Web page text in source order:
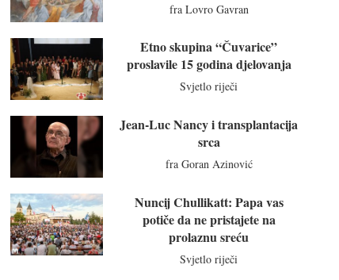
fra Lovro Gavran
Etno skupina “Čuvarice”
proslavile 15 godina djelovanja
Svjetlo riječi
Jean-Luc Nancy i transplantacija
srca
fra Goran Azinović
Nuncij Chullikatt: Papa vas
potiče da ne pristajete na
prolaznu sreću
Svjetlo riječi